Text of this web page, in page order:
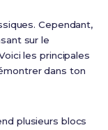
Cependant,
sur le
les principales
dans ton
plusieurs blocs